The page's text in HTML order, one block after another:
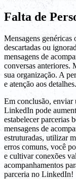
Falta de
Mensagens genéricas
descartadas ou
mensagens de
conversas anteriores.
sua organização. A
e atenção aos detalhes.
Em conclusão, enviar
LinkedIn pode
estabelecer parcerias
mensagens de
estruturadas, utilizar
erros comuns, você
e cultivar conexões
acompanhamentos
parceria no LinkedIn!